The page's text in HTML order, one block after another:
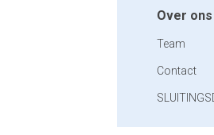
Over ons
Team
Contact